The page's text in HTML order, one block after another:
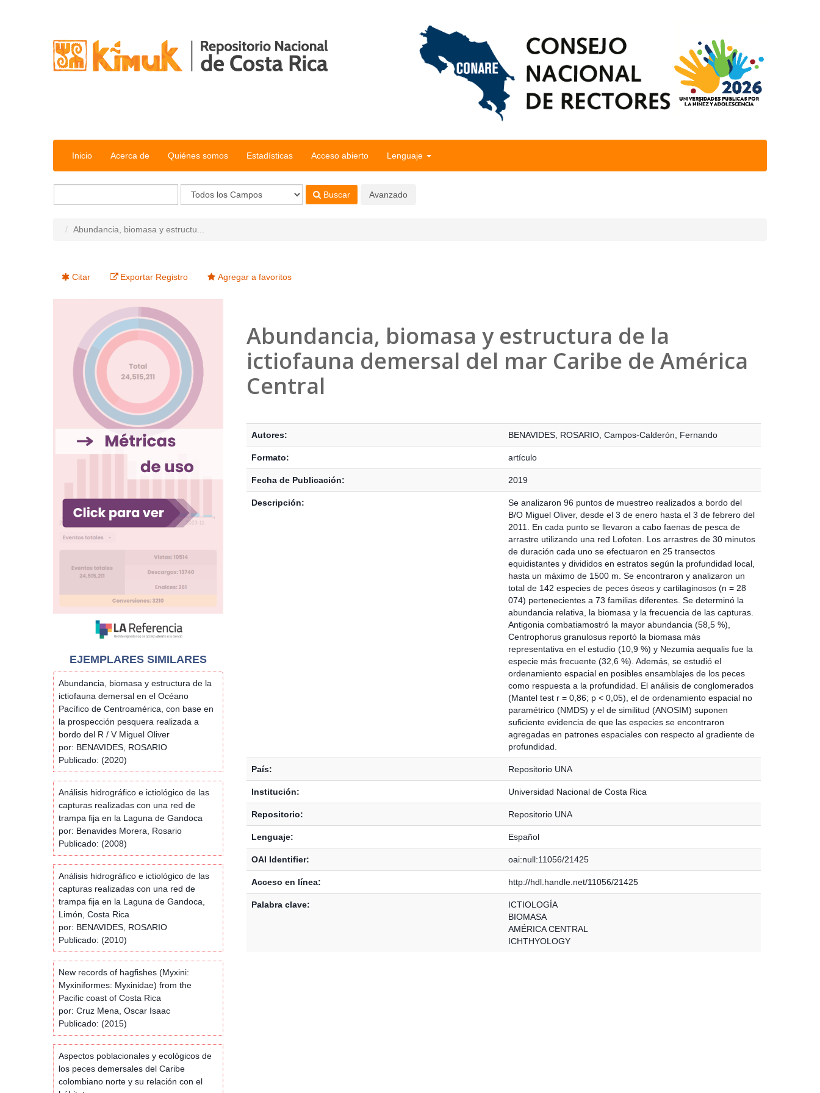
Inicio Acerca de Quiénes somos Estadísticas Acceso abierto Lenguaje
Buscar Avanzado
Abundancia, biomasa y estructu...
Citar Exportar Registro Agregar a favoritos
Abundancia, biomasa y estructura de la
ictiofauna demersal del mar Caribe de América
Central
Autores: BENAVIDES, ROSARIO, Campos-Calderón, Fernando
Formato: artículo
Fecha de Publicación: 2019
Descripción:
Se analizaron 96 puntos de muestreo realizados a bordo del
B/O Miguel Oliver, desde el 3 de enero hasta el 3 de febrero del
2011. En cada punto se llevaron a cabo faenas de pesca de
arrastre utilizando una red Lofoten. Los arrastres de 30 minutos
de duración cada uno se efectuaron en 25 transectos
equidistantes y divididos en estratos según la profundidad local,
hasta un máximo de 1500 m. Se encontraron y analizaron un
total de 142 especies de peces óseos y cartilaginosos (n = 28
074) pertenecientes a 73 familias diferentes. Se determinó la
abundancia relativa, la biomasa y la frecuencia de las capturas.
Antigonia combatiamostró la mayor abundancia (58,5 %),
Centrophorus granulosus reportó la biomasa más
representativa en el estudio (10,9 %) y Nezumia aequalis fue la
especie más frecuente (32,6 %). Además, se estudió el
ordenamiento espacial en posibles ensamblajes de los peces
como respuesta a la profundidad. El análisis de conglomerados
(Mantel test r = 0,86; p < 0,05), el de ordenamiento espacial no
paramétrico (NMDS) y el de similitud (ANOSIM) suponen
suficiente evidencia de que las especies se encontraron
agregadas en patrones espaciales con respecto al gradiente de
profundidad.
País: Repositorio UNA
Institución: Universidad Nacional de Costa Rica
Repositorio: Repositorio UNA
Lenguaje: Español
OAI Identifier: oai:null:11056/21425
Acceso en línea: http://hdl.handle.net/11056/21425
Palabra clave:
ICTIOLOGÍA
BIOMASA
AMÉRICA CENTRAL
ICHTHYOLOGY
EJEMPLARES SIMILARES
Abundancia, biomasa y estructura de la
ictiofauna demersal en el Océano
Pacífico de Centroamérica, con base en
la prospección pesquera realizada a
bordo del R / V Miguel Oliver
por: BENAVIDES, ROSARIO
Publicado: (2020)
Análisis hidrográfico e ictiológico de las
capturas realizadas con una red de
trampa fija en la Laguna de Gandoca
por: Benavides Morera, Rosario
Publicado: (2008)
Análisis hidrográfico e ictiológico de las
capturas realizadas con una red de
trampa fija en la Laguna de Gandoca,
Limón, Costa Rica
por: BENAVIDES, ROSARIO
Publicado: (2010)
New records of hagfishes (Myxini:
Myxiniformes: Myxinidae) from the
Pacific coast of Costa Rica
por: Cruz Mena, Oscar Isaac
Publicado: (2015)
Aspectos poblacionales y ecológicos de
los peces demersales del Caribe
colombiano norte y su relación con el